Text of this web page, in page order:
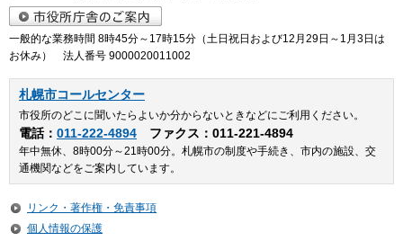
一般的な業務時間 8時45分～17時15分（土日祝日および12月29日～1月3日は
お休み） 法人番号 9000020011002
札幌市コールセンター
市役所のどこに聞いたらよいか分からないときなどにご利用ください。
電話： 011-222-4894 ファクス：011-221-4894
年中無休、8時00分～21時00分。札幌市の制度や手続き、市内の施設、交
通機関などをご案内しています。
リンク・著作権・免責事項
個人情報の保護